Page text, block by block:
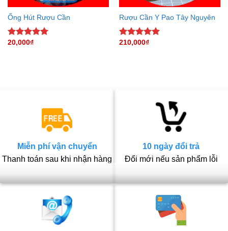
Ống Hút Rượu Cần
Rated5.00
20,000₫
Rượu Cần Y Pao Tây Nguyên
Rated5.00
210,000₫
Miễn phí vận chuyển
Thanh toán sau khi nhận hàng
10 ngày đổi trả
Đổi mới nếu sản phẩm lỗi